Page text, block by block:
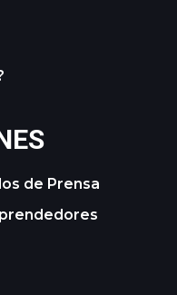
de Prensa